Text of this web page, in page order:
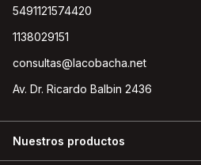
5491121574420
1138029151
consultas@lacobacha.net
Av. Dr. Ricardo Balbin 2436
Nuestros productos